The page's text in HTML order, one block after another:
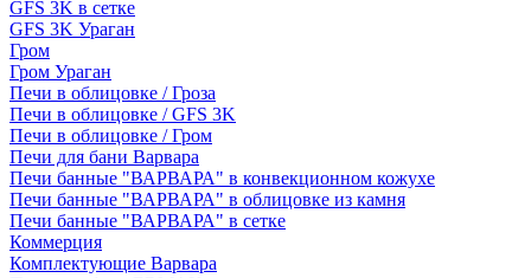
GFS 3K в сетке
GFS 3K Ураган
Гром
Гром Ураган
Печи в облицовке / Гроза
Печи в облицовке / GFS 3K
Печи в облицовке / Гром
Печи для бани Варвара
Печи банные "ВАРВАРА" в конвекционном кожухе
Печи банные "ВАРВАРА" в облицовке из камня
Печи банные "ВАРВАРА" в сетке
Коммерция
Комплектующие Варвара